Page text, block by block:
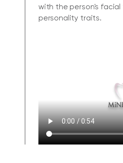
with the person's facial
personality traits.